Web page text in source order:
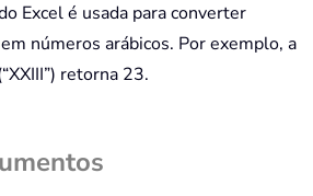
Excel é usada para converter
números arábicos. Por exemplo, a
retorna 23.